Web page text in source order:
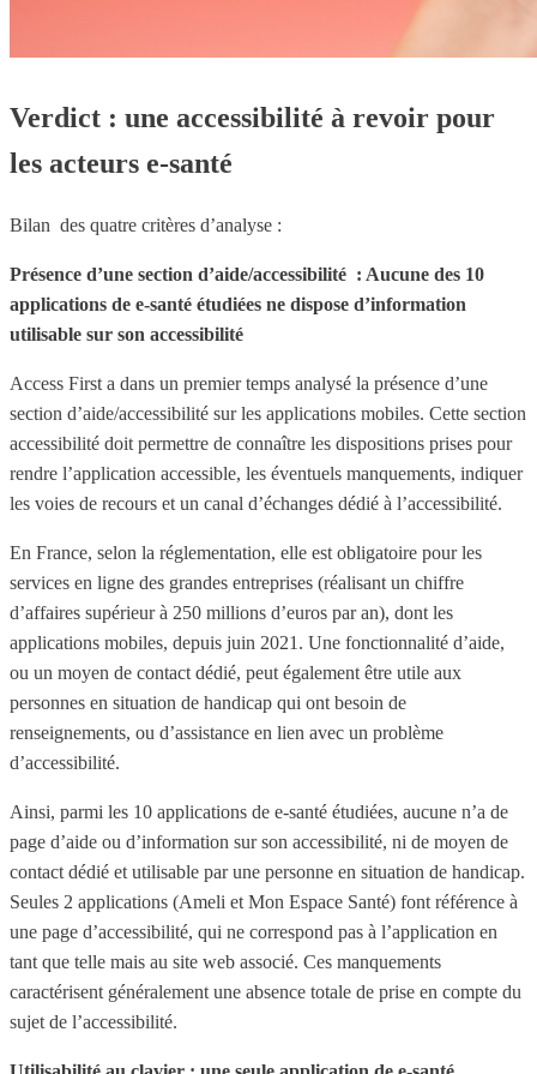
Verdict : une accessibilité à revoir pour
les acteurs e-santé
Bilan des quatre critères d’analyse :
Présence d’une section d’aide/accessibilité : Aucune des 10
applications de e-santé étudiées ne dispose d’information
utilisable sur son accessibilité
Access First a dans un premier temps analysé la présence d’une
section d’aide/accessibilité sur les applications mobiles. Cette section
accessibilité doit permettre de connaître les dispositions prises pour
rendre l’application accessible, les éventuels manquements, indiquer
les voies de recours et un canal d’échanges dédié à l’accessibilité.
En France, selon la réglementation, elle est obligatoire pour les
services en ligne des grandes entreprises (réalisant un chiffre
d’affaires supérieur à 250 millions d’euros par an), dont les
applications mobiles, depuis juin 2021. Une fonctionnalité d’aide,
ou un moyen de contact dédié, peut également être utile aux
personnes en situation de handicap qui ont besoin de
renseignements, ou d’assistance en lien avec un problème
d’accessibilité.
Ainsi, parmi les 10 applications de e-santé étudiées, aucune n’a de
page d’aide ou d’information sur son accessibilité, ni de moyen de
contact dédié et utilisable par une personne en situation de handicap.
Seules 2 applications (Ameli et Mon Espace Santé) font référence à
une page d’accessibilité, qui ne correspond pas à l’application en
tant que telle mais au site web associé. Ces manquements
caractérisent généralement une absence totale de prise en compte du
sujet de l’accessibilité.